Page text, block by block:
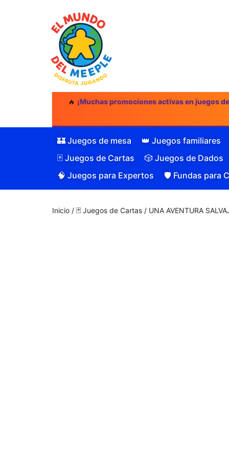
🔥 ¡Muchas promociones activas en juegos
🏰 Juegos de mesa 👑 Juegos familiares
🃏 Juegos de Cartas
🎲 Juegos de Dados
🧠 Juegos para Expertos
🛡️ Fundas para
Inicio / 🃏 Juegos de Cartas / UNA AVENTURA